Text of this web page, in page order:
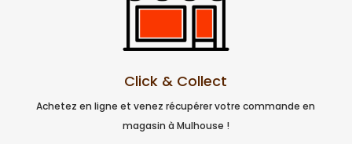
Click & Collect
Achetez en ligne et venez récupérer votre commande en
magasin à Mulhouse !